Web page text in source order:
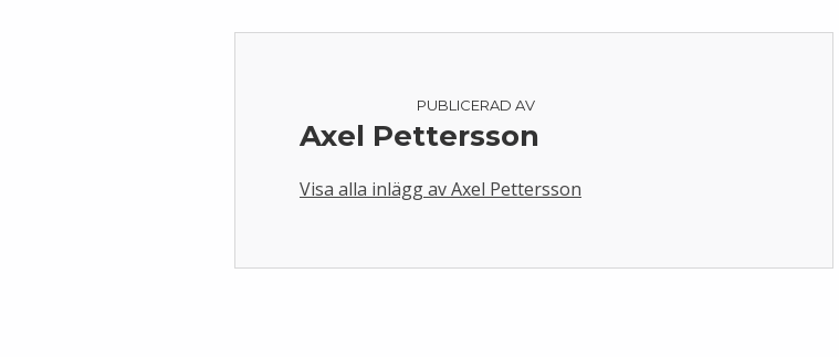
PUBLICERAD AV
Axel Pettersson
Visa alla inlägg av Axel Pettersson
Skip back to main navigation